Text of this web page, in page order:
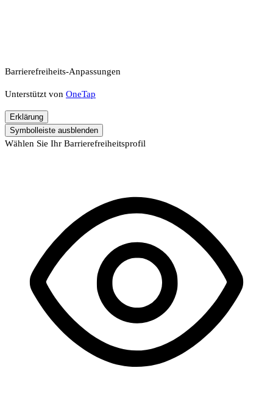
Barrierefreiheits-Anpassungen
Unterstützt von OneTap
Erklärung
Symbolleiste ausblenden
Wählen Sie Ihr Barrierefreiheitsprofil